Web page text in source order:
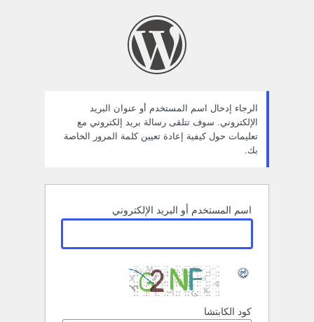
الرجاء إدخال اسم المستخدم أو عنوان البريد
الإلكتروني. سوف تتلقى رسالة بريد إلكتروني مع
تعليمات حول كيفية إعادة تعيين كلمة المرور الخاصة
بك.
اسم المستخدم أو البريد الإلكتروني
كود الكابتشا